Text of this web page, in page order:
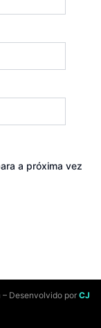
a próxima vez
Desenvolvido por CJ